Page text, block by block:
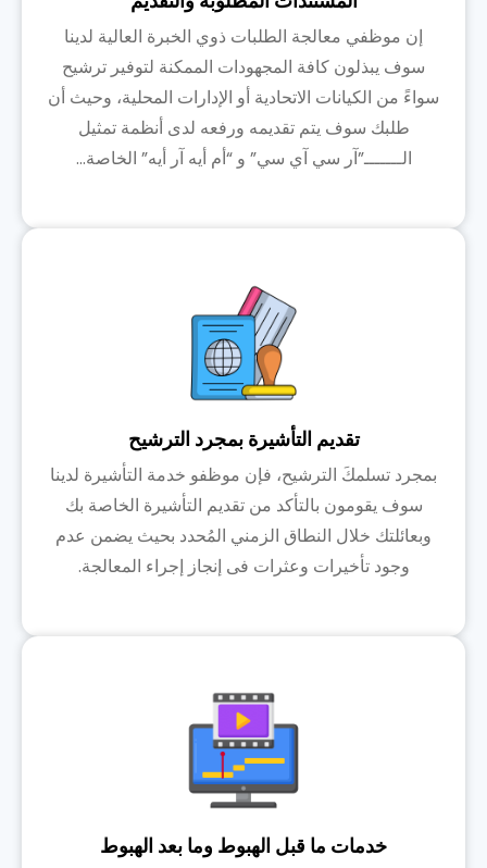
إن موظفي معالجة الطلبات ذوي الخبرة العالية لدينا
سوف يبذلون كافة المجهودات الممكنة لتوفير ترشيح
سواءً من الكيانات الاتحادية أو الإدارات المحلية، وحيث أن
طلبك سوف يتم تقديمه ورفعه لدى أنظمة تمثيل
الـــــــ”آر سي آي سي” و “أم أيه آر أيه” الخاصة...
تقديم التأشيرة بمجرد الترشيح
بمجرد تسلمكَ الترشيح، فإن موظفو خدمة التأشيرة لدينا
سوف يقومون بالتأكد من تقديم التأشيرة الخاصة بك
وبعائلتك خلال النطاق الزمني المُحدد بحيث يضمن عدم
وجود تأخيرات وعثرات فى إنجاز إجراء المعالجة.
خدمات ما قبل الهبوط وما بعد الهبوط